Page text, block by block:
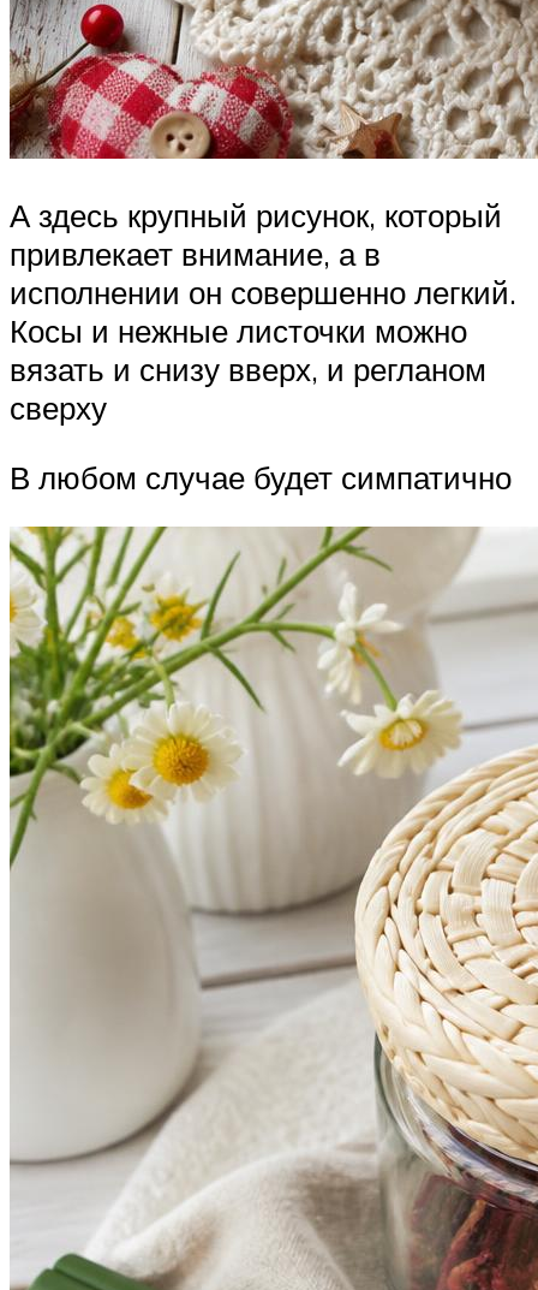
А здесь крупный рисунок, который
привлекает внимание, а в
исполнении он совершенно легкий.
Косы и нежные листочки можно
вязать и снизу вверх, и регланом
сверху
В любом случае будет симпатично